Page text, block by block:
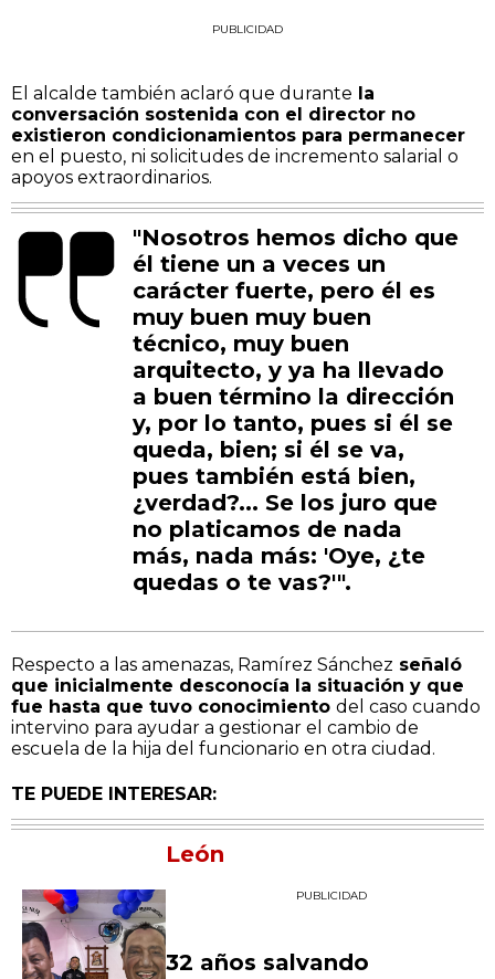
PUBLICIDAD
El alcalde también aclaró que durante la
conversación sostenida con el director no
existieron condicionamientos para permanecer
en el puesto, ni solicitudes de incremento salarial o
apoyos extraordinarios.
"Nosotros hemos dicho que
él tiene un a veces un
carácter fuerte, pero él es
muy buen muy buen
técnico, muy buen
arquitecto, y ya ha llevado
a buen término la dirección
y, por lo tanto, pues si él se
queda, bien; si él se va,
pues también está bien,
¿verdad?... Se los juro que
no platicamos de nada
más, nada más: 'Oye, ¿te
quedas o te vas?'".
Respecto a las amenazas, Ramírez Sánchez señaló
que inicialmente desconocía la situación y que
fue hasta que tuvo conocimiento del caso cuando
intervino para ayudar a gestionar el cambio de
escuela de la hija del funcionario en otra ciudad.
TE PUEDE INTERESAR:
León
PUBLICIDAD
32 años salvando